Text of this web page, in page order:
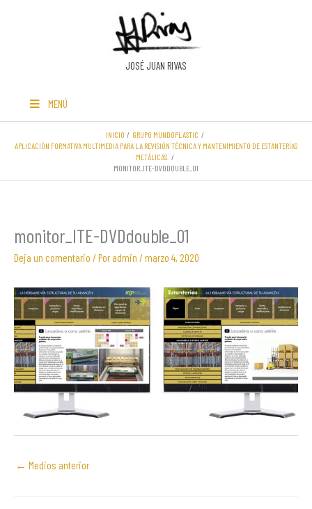
JOSÉ JUAN RIVAS
MENÚ
INICIO
GRUPO MUNDOPLASTIC
APLICACIÓN FORMATIVA MULTIMEDIA PARA LA REVISIÓN TÉCNICA Y MANTENIMIENTO DE ESTANTERÍAS
METÁLICAS.
MONITOR_ITE-DVDDOUBLE_01
monitor_ITE-DVDdouble_01
Deja un comentario / Poradmin /marzo 4, 2020
← Medios anterior